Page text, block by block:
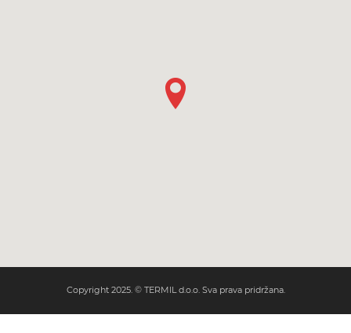
Copyright 2025. © TERMIL d.o.o. Sva prava pridržana.